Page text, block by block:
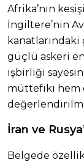
Afrika’nın
İngiltere’nin
güçlü askeri
işbirliği
müttefiki hem
İran ve
Belgede